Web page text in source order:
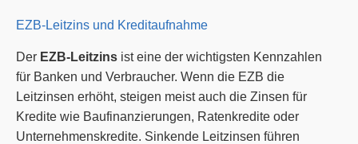
EZB-Leitzins und Kreditaufnahme
Der EZB-Leitzins ist eine der wichtigsten Kennzahlen
für Banken und Verbraucher. Wenn die EZB die
Leitzinsen erhöht, steigen meist auch die Zinsen für
Kredite wie Baufinanzierungen, Ratenkredite oder
Unternehmenskredite. Sinkende Leitzinsen führen